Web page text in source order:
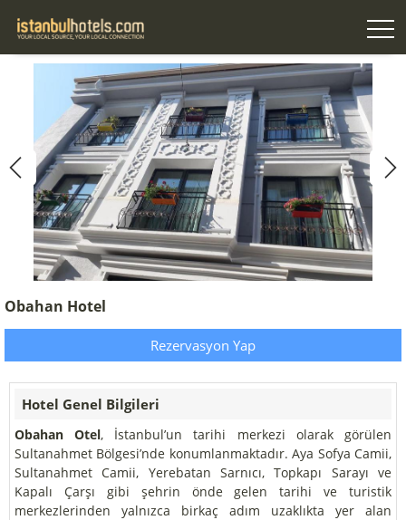
Obahan Hotel
Rezervasyon Yap
Hotel Genel Bilgileri
Obahan Otel, İstanbul’un tarihi merkezi olarak görülen
Sultanahmet Bölgesi’nde konumlanmaktadır. Aya Sofya Camii,
Sultanahmet Camii, Yerebatan Sarnıcı, Topkapı Sarayı ve
Kapalı Çarşı gibi şehrin önde gelen tarihi ve turistik
merkezlerinden yalnızca birkaç adım uzaklıkta yer alan